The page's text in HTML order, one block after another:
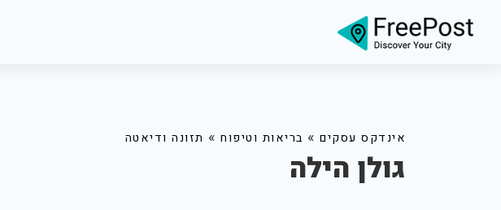
אינדקס עסקים » בריאות וטיפוח » תזונה ודיאטה
גולן הילה